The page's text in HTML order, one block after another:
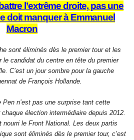
l’extrême droite, pas une
doit manquer à Emmanuel
Macron
sont éliminés dès le premier tour et les
candidat du centre en tête du premier
C’est un jour sombre pour la gauche
de François Hollande.
n’est pas une surprise tant cette
élection intermédiaire depuis 2012.
le Front National. Les deux partis
sont éliminés dès le premier tour, c’est